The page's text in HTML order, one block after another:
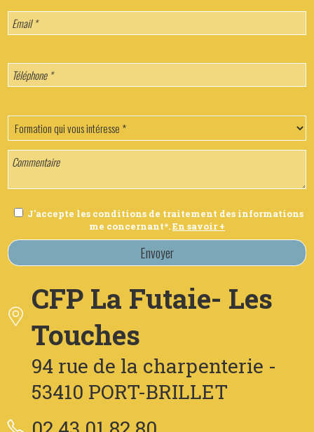
J'accepte les conditions de traitement des informations
me concernant*.En savoir +
Envoyer
CFP La Futaie- Les
Touches
94 rue de la charpenterie -
53410 PORT-BRILLET